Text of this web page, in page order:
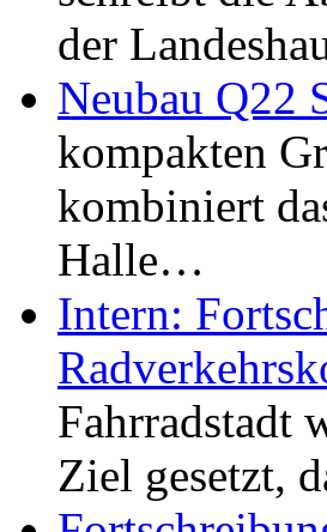
der
Neubau Q22
kompakten
kombiniert
Halle…
Intern:
Fahrradstadt
Ziel gesetzt,